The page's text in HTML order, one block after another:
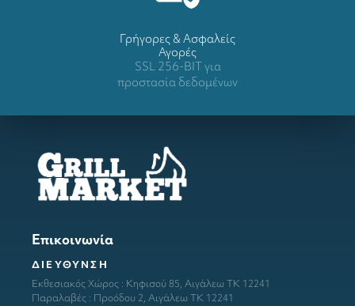
Γρήγορες & Ασφαλείς
Αγορές
SSL 256-BIT για
προστασία δεδομένων
Επικοινωνία
ΔΙΕΥΘΥΝΣΗ
Εκθεσιακός Χώρος : Κηφισού 85, Αιγάλεω ΤΚ 12241
Παραλαβές : Προόδου 2, Αιγάλεω ΤΚ 12241